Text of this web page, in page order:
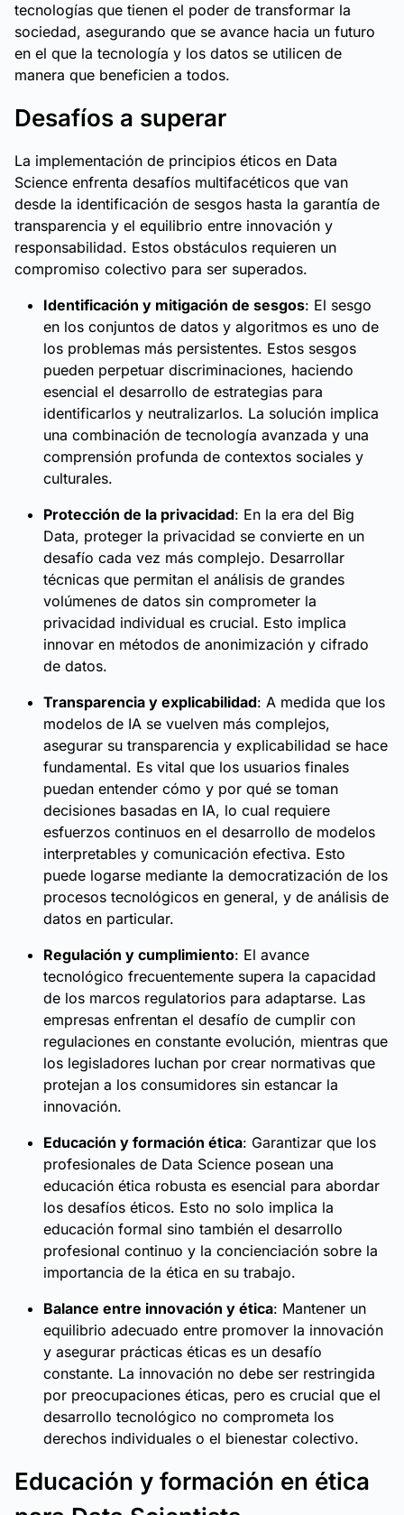
tecnologías que tienen el poder de transformar la
sociedad, asegurando que se avance hacia un futuro
en el que la tecnología y los datos se utilicen de
manera que beneficien a todos.
Desafíos a superar
La implementación de principios éticos en Data
Science enfrenta desafíos multifacéticos que van
desde la identificación de sesgos hasta la garantía de
transparencia y el equilibrio entre innovación y
responsabilidad. Estos obstáculos requieren un
compromiso colectivo para ser superados.
Identificación y mitigación de sesgos: El sesgo
en los conjuntos de datos y algoritmos es uno de
los problemas más persistentes. Estos sesgos
pueden perpetuar discriminaciones, haciendo
esencial el desarrollo de estrategias para
identificarlos y neutralizarlos. La solución implica
una combinación de tecnología avanzada y una
comprensión profunda de contextos sociales y
culturales.
Protección de la privacidad: En la era del Big
Data, proteger la privacidad se convierte en un
desafío cada vez más complejo. Desarrollar
técnicas que permitan el análisis de grandes
volúmenes de datos sin comprometer la
privacidad individual es crucial. Esto implica
innovar en métodos de anonimización y cifrado
de datos.
Transparencia y explicabilidad: A medida que los
modelos de IA se vuelven más complejos,
asegurar su transparencia y explicabilidad se hace
fundamental. Es vital que los usuarios finales
puedan entender cómo y por qué se toman
decisiones basadas en IA, lo cual requiere
esfuerzos continuos en el desarrollo de modelos
interpretables y comunicación efectiva. Esto
puede logarse mediante la democratización de los
procesos tecnológicos en general, y de análisis de
datos en particular.
Regulación y cumplimiento: El avance
tecnológico frecuentemente supera la capacidad
de los marcos regulatorios para adaptarse. Las
empresas enfrentan el desafío de cumplir con
regulaciones en constante evolución, mientras que
los legisladores luchan por crear normativas que
protejan a los consumidores sin estancar la
innovación.
Educación y formación ética: Garantizar que los
profesionales de Data Science posean una
educación ética robusta es esencial para abordar
los desafíos éticos. Esto no solo implica la
educación formal sino también el desarrollo
profesional continuo y la concienciación sobre la
importancia de la ética en su trabajo.
Balance entre innovación y ética: Mantener un
equilibrio adecuado entre promover la innovación
y asegurar prácticas éticas es un desafío
constante. La innovación no debe ser restringida
por preocupaciones éticas, pero es crucial que el
desarrollo tecnológico no comprometa los
derechos individuales o el bienestar colectivo.
Educación y formación en ética